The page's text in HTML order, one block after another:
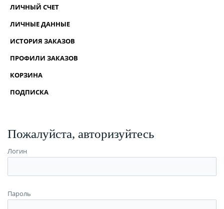
ЛИЧНЫЙ СЧЕТ
ЛИЧНЫЕ ДАННЫЕ
ИСТОРИЯ ЗАКАЗОВ
ПРОФИЛИ ЗАКАЗОВ
КОРЗИНА
ПОДПИСКА
Пожалуйста, авторизуйтесь
Логин
Пароль